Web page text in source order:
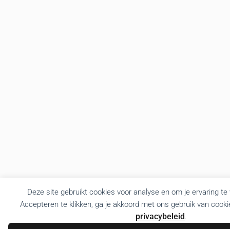
Deze site gebruikt cookies voor analyse en om je ervaring
Accepteren te klikken, ga je akkoord met ons gebruik van
privacybeleid.